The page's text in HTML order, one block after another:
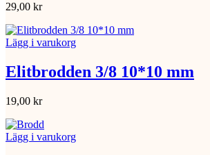
29,00 kr
Lägg i varukorg
Elitbrodden 3/8 10*10 mm
19,00 kr
Lägg i varukorg